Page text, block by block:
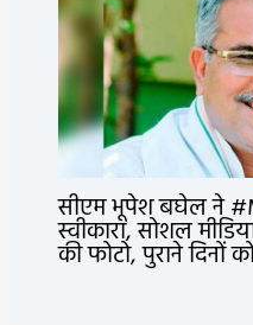
सीएम भूपेश बघेल ने
स्वीकारा, सोशल
की फोटो, पुराने दिनों